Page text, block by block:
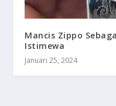
Mancis Zippo
Istimewa
Januari 25, 2024